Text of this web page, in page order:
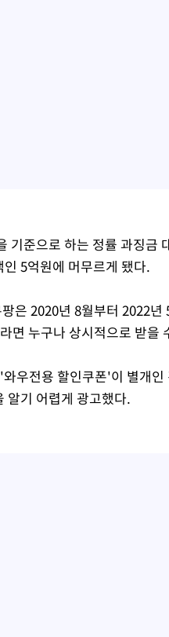
기준으로 하는 정률 과징금
5억원에 머무르게 됐다.
은 2020년 8월부터 2022
면 누구나 상시적으로 받을
우전용 할인쿠폰'이 별개
알기 어렵게 광고했다.